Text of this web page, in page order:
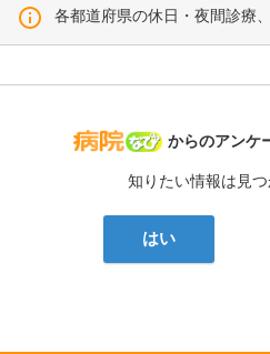
各都道府県の休日・夜間診療
病院なび
からのアンケ
知りたい情報は見
はい